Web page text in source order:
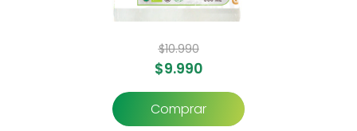
$10.990
$9.990
Comprar